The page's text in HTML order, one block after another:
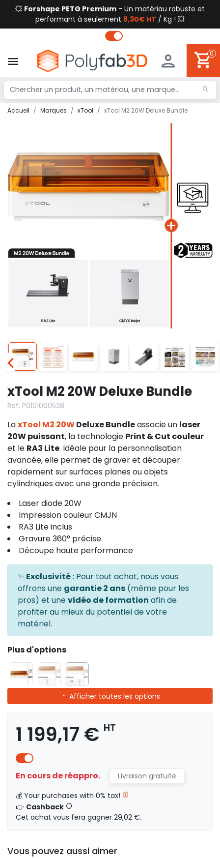
💥 Forshape PETG Premium - Un matériau robuste et
performant à seulement 8,30€ HT / Kg ! 💥
0
Accueil Marques xTool xTool M2 20W Deluxe Bundle
xTool M2 20W Deluxe Bundle
Ref. P0101000528
LaxTool M2 20WDeluxe Bundleassocie un laser
20W puissant, la technologie Print & Cut couleur
et le RA3 Lite. Idéale pour la personnalisation
avancée, elle permet de graver et découper
rapidement sur surfaces planes ou objets
cylindriques avec une grande précision.
Laser diode 20W
Impression couleur CMJN
RA3 Lite inclus
Gravure 360° précise
Découpe haute performance
✨ Exclusivité: Pour tout achat, nous vous
offrons une garantie 2 ans (même pour les
pros) et unevidéo de formation afin de
profiter au mieux du potentiel de votre
matériel.
Plus d'options
Afficher toutes les options
1 199,17 € HT
En cours de réappro.
Livraison gratuite
💰 Your purchases with 0% tax!
👉 Cashback
Cet achat vous fera gagner 29,02 €.
Vous pouvez aussi aimer